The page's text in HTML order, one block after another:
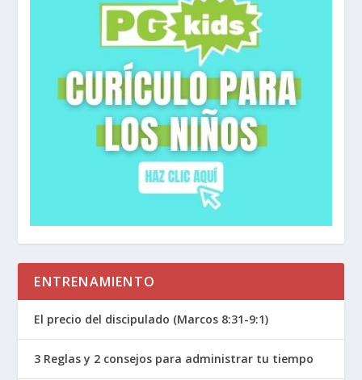
porque no sigues sus creencias y valores (ver
4:4). Pero la calidad de nuestras vidas debe
refutar y callar cualquier reclamo calumnioso
contra nosotros (ver 15-16). Cuando sentimos
que la cultura que nos rodea está en guerra con
nosotros, podemos convertir a nuestros
vecinos en enemigos. Podemos aumentar la
tensión por la forma en que respondemos a
ellos. Y este no es el propósito. Si no que el
capítulo 3 nos llama a explicarles nuestra
(3:16).
Sé respetuoso con la autoridad humana.
relación con la autoridad gubernamental. Los
ENTRENAMIENTO
El precio del discipulado (Marcos 8:31-9:1)
3 Reglas y 2 consejos para administrar tu tiempo